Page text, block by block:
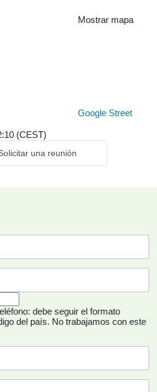
Mostrar mapa
Google Street
(CEST)
una reunión
debe seguir el formato
del país. No trabajamos con este